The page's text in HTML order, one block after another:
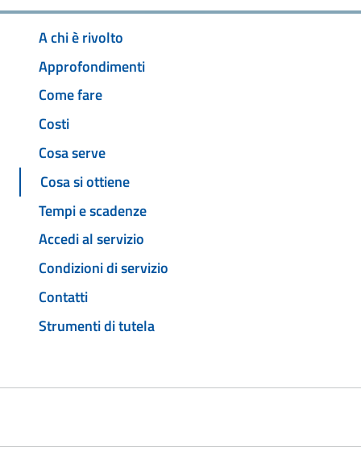
A chi è rivolto
Approfondimenti
Come fare
Costi
Cosa serve
Cosa si ottiene
Tempi e scadenze
Accedi al servizio
Condizioni di servizio
Contatti
Strumenti di tutela